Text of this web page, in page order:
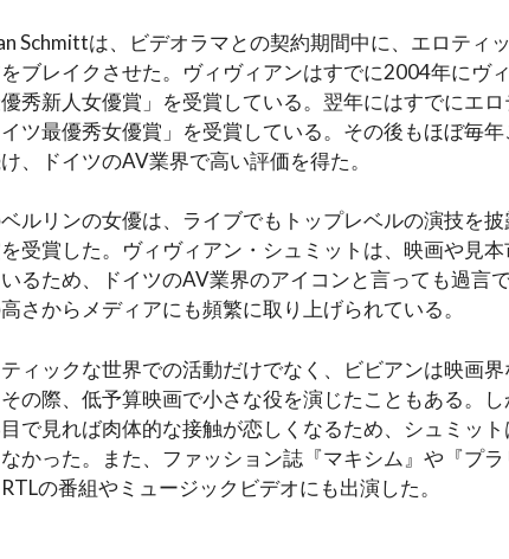
Schmittは、ビデオラマとの契約期間中に、エロティ
をブレイクさせた。ヴィヴィアンはすでに2004年にヴ
優秀新人女優賞」を受賞している。翌年にはすでにエ
イツ最優秀女優賞」を受賞している。その後もほぼ毎
、ドイツのAV業界で高い評価を得た。
ルリンの女優は、ライブでもトップレベルの演技を
受賞した。ヴィヴィアン・シュミットは、映画や見
るため、ドイツのAV業界のアイコンと言っても過言
さからメディアにも頻繁に取り上げられている。
ィックな世界での活動だけでなく、ビビアンは映画
の際、低予算映画で小さな役を演じたこともある。し
で見れば肉体的な接触が恋しくなるため、シュミッ
かった。また、ファッション誌『マキシム』や『プ
の番組やミュージックビデオにも出演した。